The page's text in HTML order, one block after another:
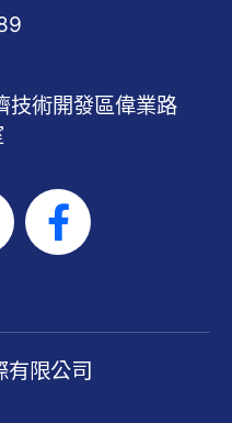
技術開發區偉業路
有限公司